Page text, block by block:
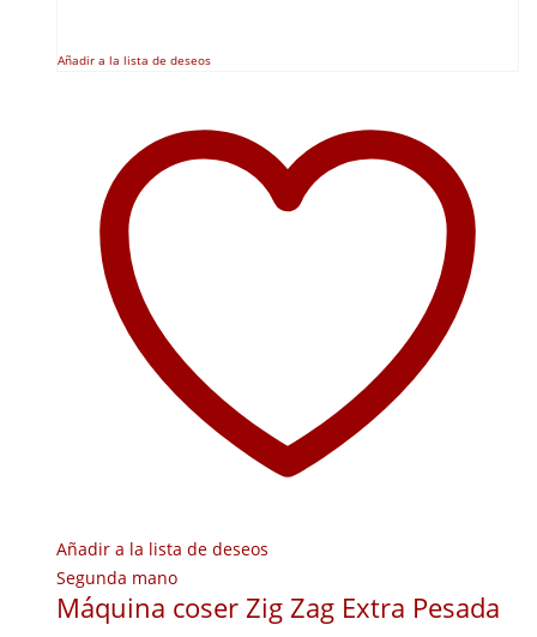
Añadir a la lista de deseos
Añadir a la lista de deseos
Segunda mano
Máquina coser Zig Zag Extra Pesada